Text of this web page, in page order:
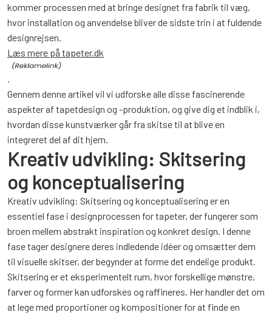
kommer processen med at bringe designet fra fabrik til væg,
hvor installation og anvendelse bliver de sidste trin i at fuldende
designrejsen.
Læs mere på tapeter.dk
Gennem denne artikel vil vi udforske alle disse fascinerende
aspekter af tapetdesign og -produktion, og give dig et indblik i,
hvordan disse kunstværker går fra skitse til at blive en
integreret del af dit hjem.
Kreativ udvikling: Skitsering
og konceptualisering
Kreativ udvikling: Skitsering og konceptualisering er en
essentiel fase i designprocessen for tapeter, der fungerer som
broen mellem abstrakt inspiration og konkret design. I denne
fase tager designere deres indledende idéer og omsætter dem
til visuelle skitser, der begynder at forme det endelige produkt.
Skitsering er et eksperimentelt rum, hvor forskellige mønstre,
farver og former kan udforskes og raffineres. Her handler det om
at lege med proportioner og kompositioner for at finde en